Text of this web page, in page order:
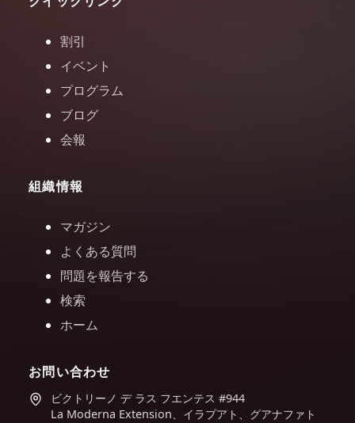
割引
イベント
プログラム
ブログ
会報
組織情報
マガジン
よくある質問
問題を報告する
検索
ホーム
お問い合わせ
ビクトリーノ デ ラス フエンテス #944
La Moderna Extension、イラプアト、グアナファト